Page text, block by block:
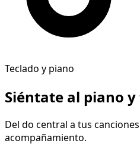
Teclado y piano
Siéntate al piano y
Del do central a tus
acompañamiento.